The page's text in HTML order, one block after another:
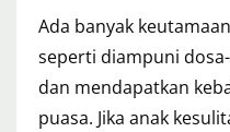
Ada banyak
seperti diampuni
dan mendapatkan
puasa. Jika anak